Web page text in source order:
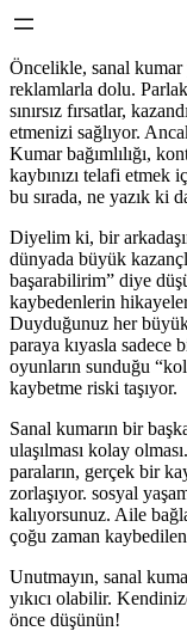
Öncelikle, sanal kumar
reklamlarla dolu.
sınırsız fırsatlar,
etmenizi sağlıyor.
Kumar bağımlılığı,
kaybınızı telafi etmek
bu sırada, ne yazık ki
Diyelim ki, bir
dünyada büyük
başarabilirim” diye
kaybedenlerin
Duyduğunuz her
paraya kıyasla sadece
oyunların sunduğu
kaybetme riski taşıyor.
Sanal kumarın bir
ulaşılması kolay
paraların, gerçek bir
zorlaşıyor. sosyal
kalıyorsunuz. Aile
çoğu zaman
Unutmayın, sanal
yıkıcı olabilir.
önce düşünün!